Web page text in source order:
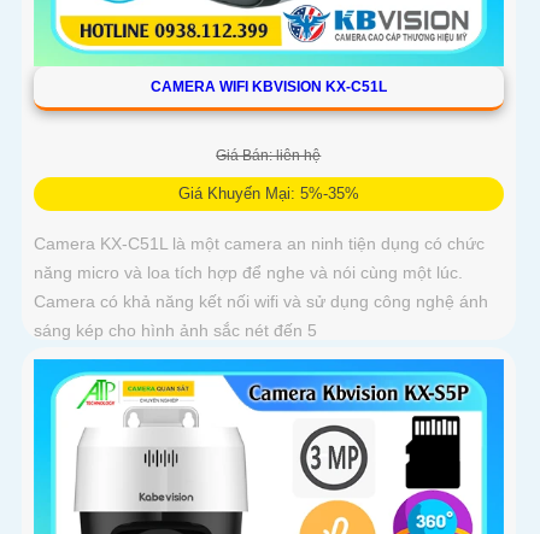
CAMERA WIFI KBVISION KX-C51L
Giá Bán: liên hệ
Giá Khuyến Mại: 5%-35%
Camera KX-C51L là một camera an ninh tiện dụng có chức
năng micro và loa tích hợp để nghe và nói cùng một lúc.
Camera có khả năng kết nối wifi và sử dụng công nghệ ánh
sáng kép cho hình ảnh sắc nét đến 5